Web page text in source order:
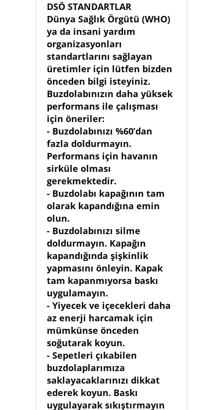
DSÖ STANDARTLAR
Dünya Sağlık Örgütü (WHO)
ya da insani yardım
organizasyonları
standartlarını sağlayan
üretimler için lütfen bizden
önceden bilgi isteyiniz.
Buzdolabınızın daha yüksek
performans ile çalışması
için öneriler:
- Buzdolabınızı %60’dan
fazla doldurmayın.
Performans için havanın
sirküle olması
gerekmektedir.
- Buzdolabı kapağının tam
olarak kapandığına emin
olun.
- Buzdolabınızı silme
doldurmayın. Kapağın
kapandığında şişkinlik
yapmasını önleyin. Kapak
tam kapanmıyorsa baskı
uygulamayın.
- Yiyecek ve içecekleri daha
az enerji harcamak için
mümkünse önceden
soğutarak koyun.
- Sepetleri çıkabilen
buzdolaplarımıza
saklayacaklarınızı dikkat
ederek koyun. Baskı
uygulayarak sıkıştırmayın